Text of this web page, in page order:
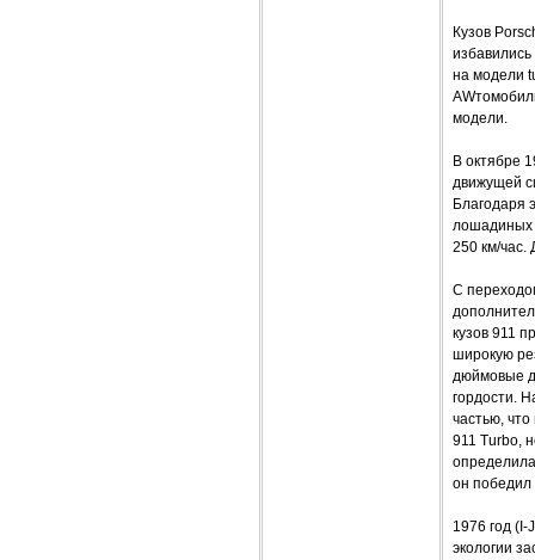
Кузов
на модели
модели.
В октябре
движущей
Благодаря
лошадиных
250 км/час.
С
кузов 911
широкую
дюймовые
гордости.
частью,
911 Turbo,
он победил
1976 год
экологии